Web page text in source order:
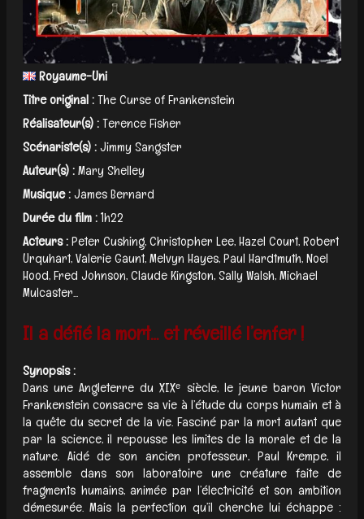
Royaume-Uni
Titre original :The Curse of Frankenstein
Réalisateur(s) :Terence Fisher
Scénariste(s) :Jimmy Sangster
Auteur(s) :Mary Shelley
Musique :James Bernard
Durée du film :1h22
Acteurs :Peter Cushing, Christopher Lee, Hazel Court, Robert
Urquhart, Valerie Gaunt, Melvyn Hayes, Paul Hardtmuth, Noel
Hood, Fred Johnson, Claude Kingston, Sally Walsh, Michael
Mulcaster...
Il a défié la mort… et réveillé l’enfer !
Synopsis :
Dans une Angleterre du XIXᵉ siècle, le jeune baron Victor
Frankenstein consacre sa vie à l’étude du corps humain et à
la quête du secret de la vie. Fasciné par la mort autant que
par la science, il repousse les limites de la morale et de la
nature. Aidé de son ancien professeur, Paul Krempe, il
assemble dans son laboratoire une créature faite de
fragments humains, animée par l’électricité et son ambition
démesurée. Mais la perfection qu’il cherche lui échappe :